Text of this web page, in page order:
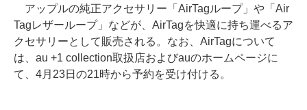
アップルの純正アクセサリー「AirTagループ」や「Air
Tagレザーループ」などが、AirTagを快適に持ち運べるア
クセサリーとして販売される。なお、AirTagについて
は、au +1 collection取扱店およびauのホームページに
て、4月23日の21時から予約を受け付ける。